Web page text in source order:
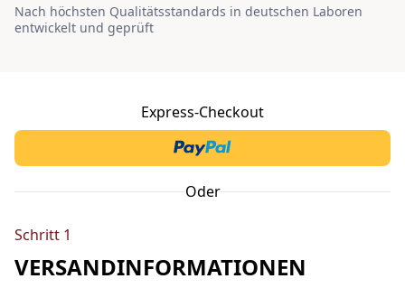
Nach höchsten Qualitätsstandards in deutschen Laboren
entwickelt und geprüft
Express-Checkout
Oder
Schritt 1
VERSANDINFORMATIONEN